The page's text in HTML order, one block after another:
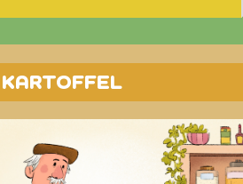
KARTOFFEL